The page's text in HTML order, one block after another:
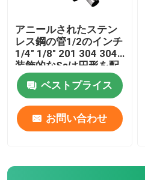
合金鋼の管
合金鋼のコイル
電流を通された鋼鉄コイル
電流を通された鋼板
アニールされたステン
レス鋼の管1/2のインチ
1/4" 1/8" 201 304 304L
装飾的なSsは円形を配
管する
ベストプライス
お問い合わせ